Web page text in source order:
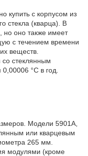
купить с корпусом из
стекла (кварца). В
но оно также имеет
с течением времени
веществ.
со стеклянным
°C в год.
Модели 5901A,
или кварцевым
265 мм.
модулями (кроме